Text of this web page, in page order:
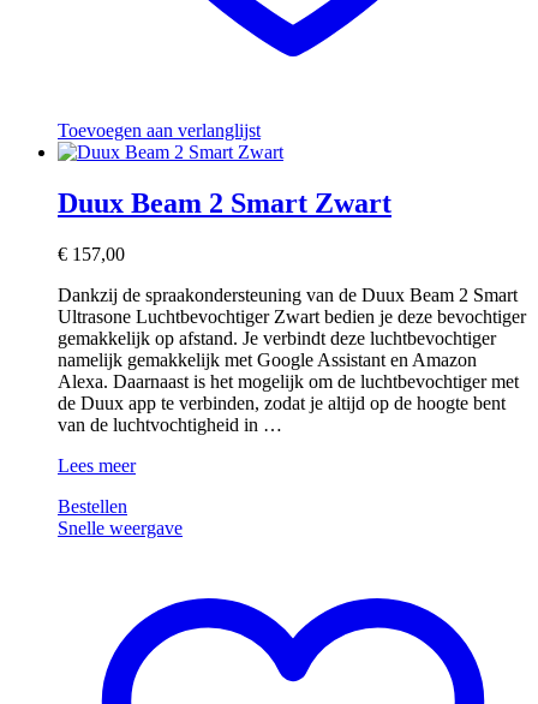
Toevoegen aan verlanglijst
Duux Beam 2 Smart Zwart
€ 157,00
Dankzij de spraakondersteuning van de Duux Beam 2 Smart
Ultrasone Luchtbevochtiger Zwart bedien je deze bevochtiger
gemakkelijk op afstand. Je verbindt deze luchtbevochtiger
namelijk gemakkelijk met Google Assistant en Amazon
Alexa. Daarnaast is het mogelijk om de luchtbevochtiger met
de Duux app te verbinden, zodat je altijd op de hoogte bent
van de luchtvochtigheid in …
Duux
2
Smart
Lees meer
Bestellen
Snelle weergave